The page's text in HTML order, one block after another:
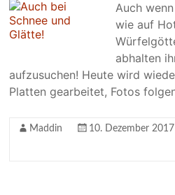
Auch
wie auf
abhalten
aufzusuchen! Heute wird
Platten gearbeitet, Fotos
Maddin 10. Dezember 2017